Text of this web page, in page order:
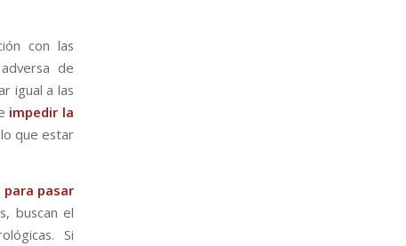
con las
de
igual a las
impedir la
que estar
pasar
buscan el
Si